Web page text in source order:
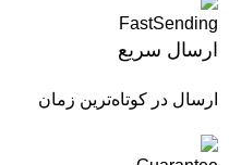
ارسال سریع
ارسال در کوتاه‌ترین زمان